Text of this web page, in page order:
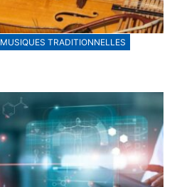
MUSIQUES TRADITIONNELLES